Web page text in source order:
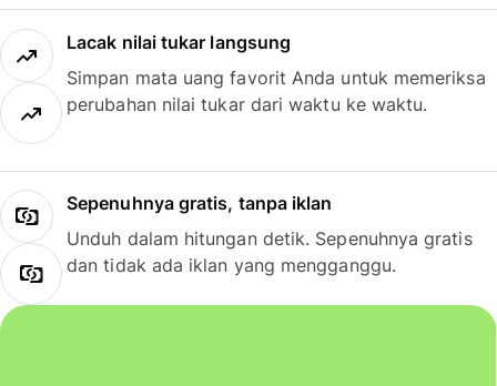
Lacak nilai tukar langsung
Simpan mata uang favorit Anda untuk memeriksa
perubahan nilai tukar dari waktu ke waktu.
Sepenuhnya gratis, tanpa iklan
Unduh dalam hitungan detik. Sepenuhnya gratis
dan tidak ada iklan yang mengganggu.